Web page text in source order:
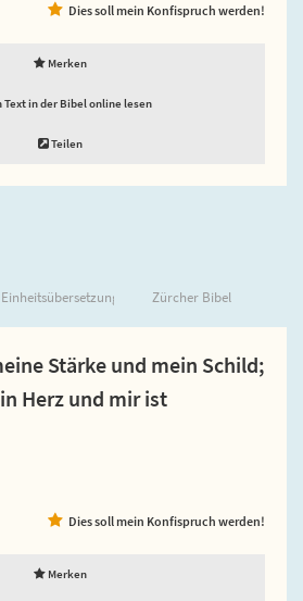
Dies soll mein Konfispruch werden!
Merken
Text in der Bibel online lesen
Teilen
Einheitsübersetzung Zürcher Bibel
Stärke und mein Schild;
Herz und mir ist
Dies soll mein Konfispruch werden!
Merken